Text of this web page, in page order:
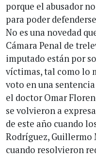
porque el abusador
para poder
No es una novedad
Cámara Penal de
imputado están por
víctimas, tal como lo
voto en una
el doctor Omar
se volvieron a
de este año cuando
Rodríguez,
cuando resolvieron